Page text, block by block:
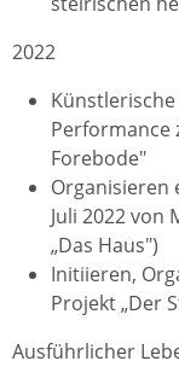
2022
Performance
Forebode"
Organisieren
Juli 2022 von
„Das Haus")
Initiieren,
Projekt „Der
Ausführlicher